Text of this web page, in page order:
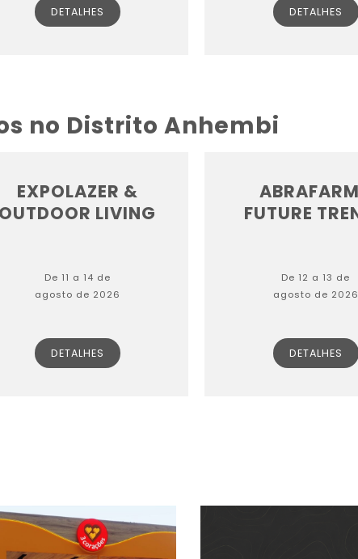
DETALHES DETALHES
no Distrito Anhembi
EXPOLAZER &
OUTDOOR LIVING
De 11 a 14 de
agosto de 2026
DETALHES
FUTURE
De 12 a 13 de
agosto de 2026
DETALHES